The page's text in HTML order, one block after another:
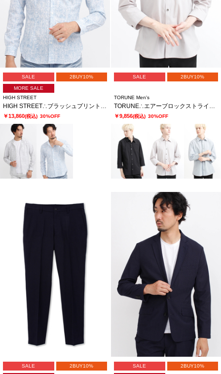
SALE 2BUY10%
MORE SALE
HIGH STREET
HIGH STREET∴ブラッシュプリントサッカーショートウイングシャツ
￥13,860(税込) 30%OFF
SALE 2BUY10%
TORUNE Men's
TORUNE∴エアーブロックストライプ7分袖シャツ
￥9,856(税込) 30%OFF
SALE 2BUY10% SALE 2BUY10%